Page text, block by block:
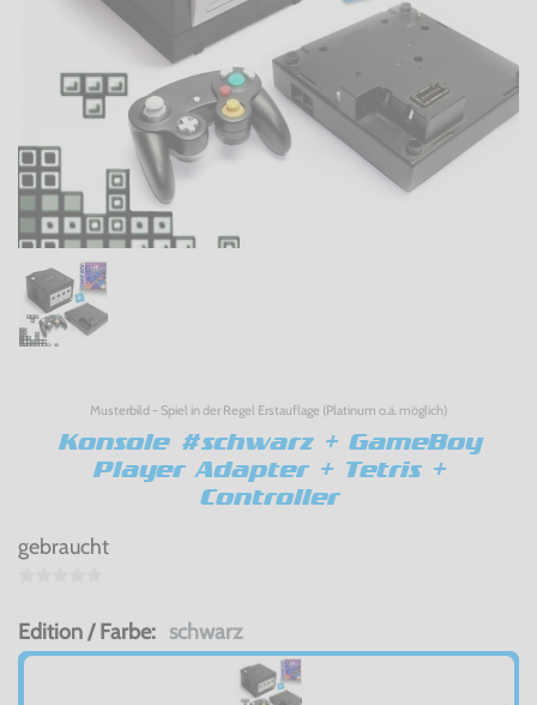
Musterbild - Spiel in der Regel Erstauflage (Platinum o.ä. möglich)
Konsole #schwarz + GameBoy
Player Adapter + Tetris +
Controller
gebraucht
Edition / Farbe: schwarz